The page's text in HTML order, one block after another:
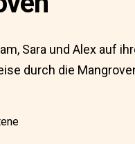
Sara und Alex auf
durch die